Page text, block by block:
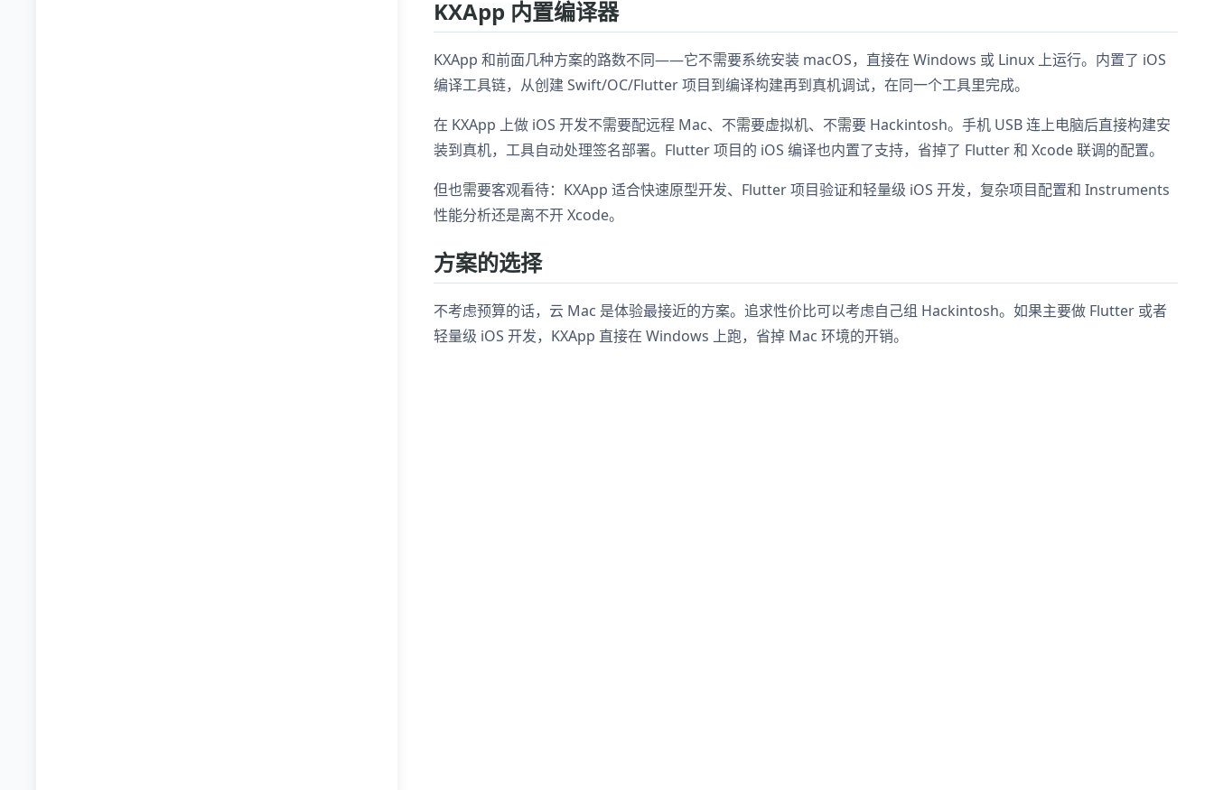
KXApp 内置编译器
KXApp 和前面几种方案的路数不同——它不需要系统安装 macOS，直接在 Windows 或 Linux 上运行。内置了 iOS
编译工具链，从创建 Swift/OC/Flutter 项目到编译构建再到真机调试，在同一个工具里完成。
在 KXApp 上做 iOS 开发不需要配远程 Mac、不需要虚拟机、不需要 Hackintosh。手机 USB 连上电脑后直接构建安
装到真机，工具自动处理签名部署。Flutter 项目的 iOS 编译也内置了支持，省掉了 Flutter 和 Xcode 联调的配置。
但也需要客观看待：KXApp 适合快速原型开发、Flutter 项目验证和轻量级 iOS 开发，复杂项目配置和 Instruments
性能分析还是离不开 Xcode。
方案的选择
不考虑预算的话，云 Mac 是体验最接近的方案。追求性价比可以考虑自己组 Hackintosh。如果主要做 Flutter 或者
轻量级 iOS 开发，KXApp 直接在 Windows 上跑，省掉 Mac 环境的开销。